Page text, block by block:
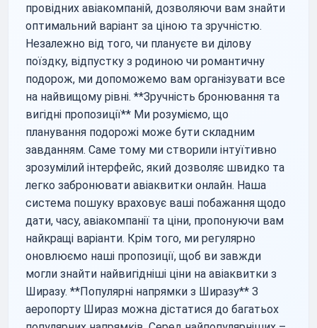
провідних авіакомпаній, дозволяючи вам знайти
оптимальний варіант за ціною та зручністю.
Незалежно від того, чи плануєте ви ділову
поїздку, відпустку з родиною чи романтичну
подорож, ми допоможемо вам організувати все
на найвищому рівні. **Зручність бронювання та
вигідні пропозиції** Ми розуміємо, що
планування подорожі може бути складним
завданням. Саме тому ми створили інтуїтивно
зрозумілий інтерфейс, який дозволяє швидко та
легко забронювати авіаквитки онлайн. Наша
система пошуку враховує ваші побажання щодо
дати, часу, авіакомпанії та ціни, пропонуючи вам
найкращі варіанти. Крім того, ми регулярно
оновлюємо наші пропозиції, щоб ви завжди
могли знайти найвигідніші ціни на авіаквитки з
Ширазу. **Популярні напрямки з Ширазу** З
аеропорту Шираз можна дістатися до багатьох